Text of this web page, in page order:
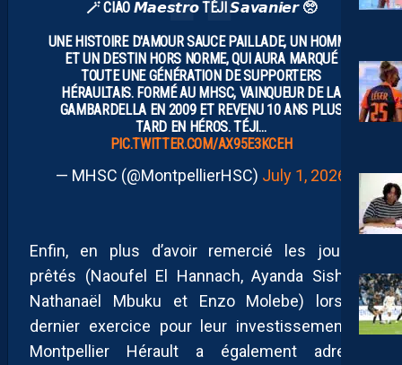
🪄 CIAO 𝙈𝙖𝙚𝙨𝙩𝙧𝙤 TÉJI 𝙎𝙖𝙫𝙖𝙣𝙞𝙚𝙧 🥺
UNE HISTOIRE D'AMOUR SAUCE PAILLADE, UN HOMME
ET UN DESTIN HORS NORME, QUI AURA MARQUÉ
TOUTE UNE GÉNÉRATION DE SUPPORTERS
HÉRAULTAIS. FORMÉ AU MHSC, VAINQUEUR DE LA
GAMBARDELLA EN 2009 ET REVENU 10 ANS PLUS
TARD EN HÉROS. TÉJI…
PIC.TWITTER.COM/AX95E3KCEH
— MHSC (@MontpellierHSC) July 1, 2026
Enfin, en plus d’avoir remercié les joueurs
prêtés (Naoufel El Hannach, Ayanda Sishuba,
Nathanaël Mbuku et Enzo Molebe) lors du
dernier exercice pour leur investissement, le
Montpellier Hérault a également adressé